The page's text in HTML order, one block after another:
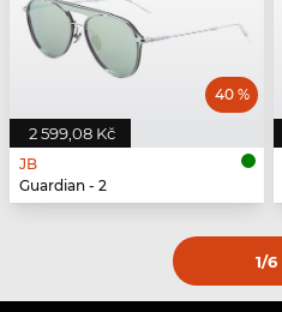
2 599,08 Kč
40 %
JB
Guardian - 2
1/6